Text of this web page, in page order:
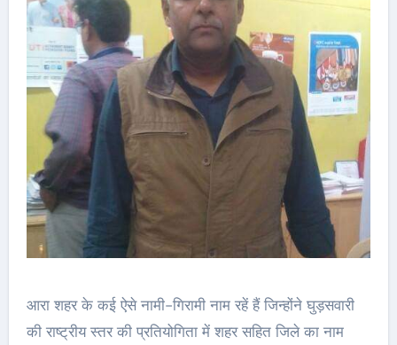
आरा शहर के कई ऐसे नामी-गिरामी नाम रहें हैं जिन्होंने घुड़सवारी
की राष्ट्रीय स्तर की प्रतियोगिता में शहर सहित जिले का नाम